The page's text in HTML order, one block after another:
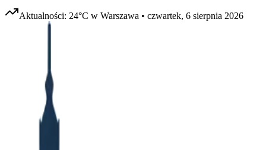
Aktualności: 24°C w Warszawa • czwartek, 6 sierpnia 2026